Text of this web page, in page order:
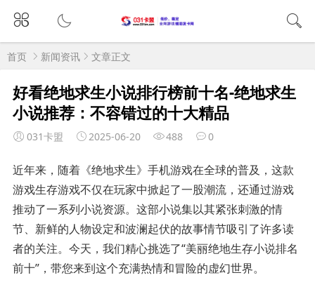
首页 新闻资讯 文章正文
好看绝地求生小说排行榜前十名-绝地求生
小说推荐：不容错过的十大精品
031卡盟 2025-06-20 488 0
近年来，随着《绝地求生》手机游戏在全球的普及，这款
游戏生存游戏不仅在玩家中掀起了一股潮流，还通过游戏
推动了一系列小说资源。这部小说集以其紧张刺激的情
节、新鲜的人物设定和波澜起伏的故事情节吸引了许多读
者的关注。今天，我们精心挑选了“美丽绝地生存小说排名
前十”，带您来到这个充满热情和冒险的虚幻世界。